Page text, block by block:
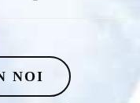
NOI